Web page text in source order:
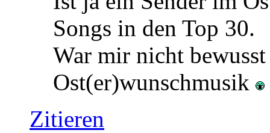
Songs in den Top 30.
War mir nicht
Ost(er)wunschmusik
Zitieren